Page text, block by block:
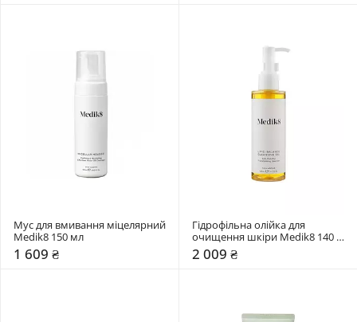
Мус для вмивання міцелярний
Medik8 150 мл
1 609 ₴
Гідрофільна олійка для
очищення шкіри Medik8 140
мл
2 009 ₴